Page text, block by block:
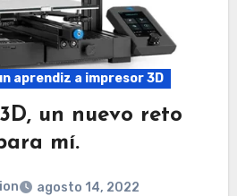
aprendiz a impresor 3D
un nuevo reto
mí.
agosto 14, 2022